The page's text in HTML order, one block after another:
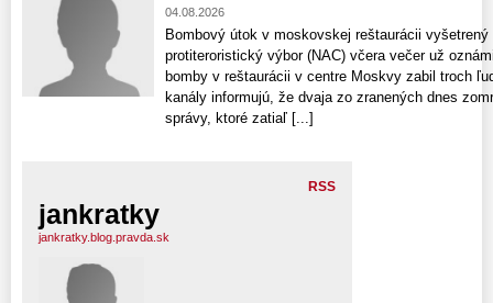
04.08.2026
Bombový útok v moskovskej reštaurácii
protiteroristický výbor (NAC) včera večer už
bomby v reštaurácii v centre Moskvy zabil troch
kanály informujú, že dvaja zo zranených dnes
správy, ktoré zatiaľ [...]
RSS
jankratky
jankratky.blog.pravda.sk